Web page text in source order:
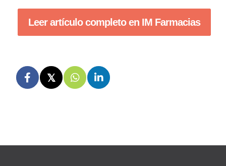
Leer artículo completo en IM Farmacias